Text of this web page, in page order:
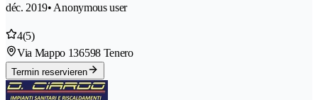
déc. 2019• Anonymous user
4(5)
Via Mappo 136598 Tenero
Termin reservieren